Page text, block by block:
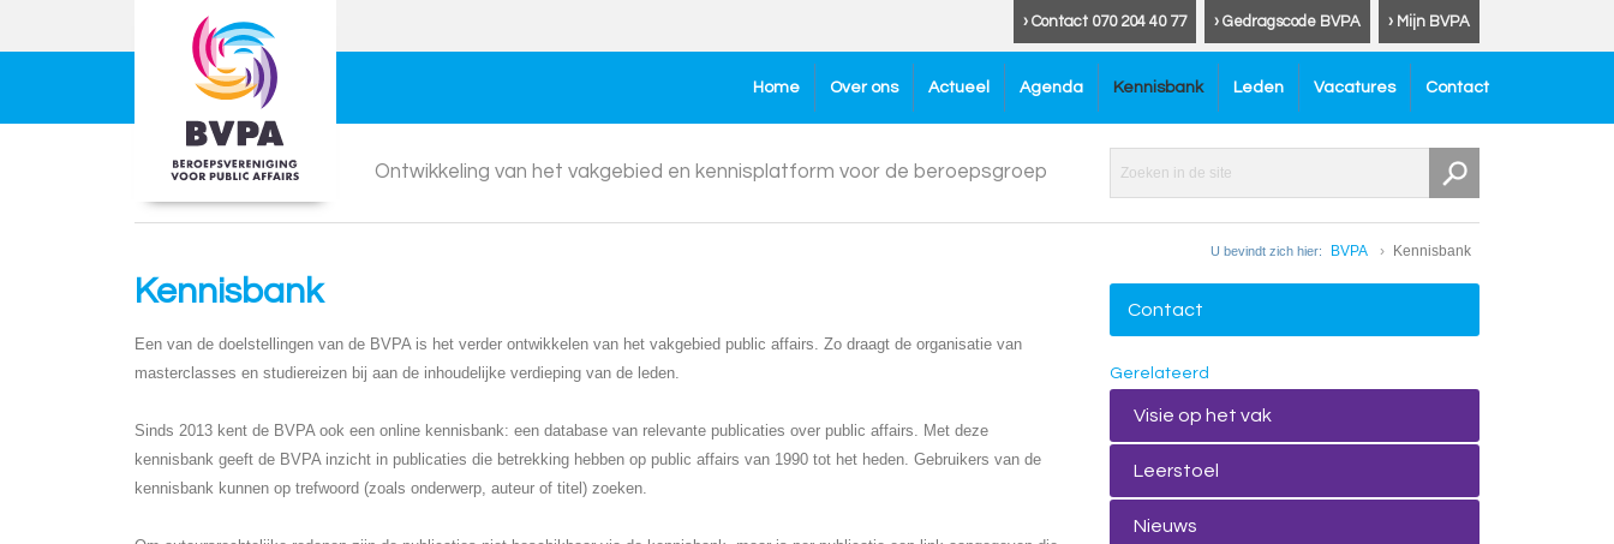
› Mijn BVPA
› Gedragscode BVPA
› Contact 070 204 40 77
Home Over ons Actueel Agenda Kennisbank Leden Vacatures Contact
Ontwikkeling van het vakgebied en kennisplatform voor de beroepsgroep
U bevindt zich hier: BVPA Kennisbank
Kennisbank
Een van de doelstellingen van de BVPA is het verder ontwikkelen van het vakgebied public affairs. Zo draagt de organisatie van
masterclasses en studiereizen bij aan de inhoudelijke verdieping van de leden.
Sinds 2013 kent de BVPA ook een online kennisbank: een database van relevante publicaties over public affairs. Met deze
kennisbank geeft de BVPA inzicht in publicaties die betrekking hebben op public affairs van 1990 tot het heden. Gebruikers van de
kennisbank kunnen op trefwoord (zoals onderwerp, auteur of titel) zoeken.
Contact
Gerelateerd
Visie op het vak
Leerstoel
Nieuws